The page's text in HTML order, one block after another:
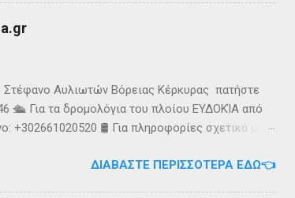
μας στο Instagram 👉 Ακολουθήστε μας στο
Αυλιωτών Βόρειας Κέρκυρας πατήστε
🛳️ Για τα δρομολόγια του πλοίου ΕΥΔΟΚΊΑ από
🛢️ Για πληροφορίες σχετικά με
και στο Instagram 📬Εγγραφείτε στο
ΔΙΑΒΆΣΤΕ ΠΕΡΙΣΣΌΤΕΡΑ ΕΔΏ👈